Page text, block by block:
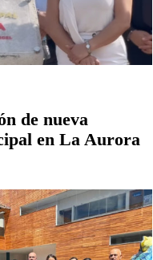
de nueva
en La Aurora